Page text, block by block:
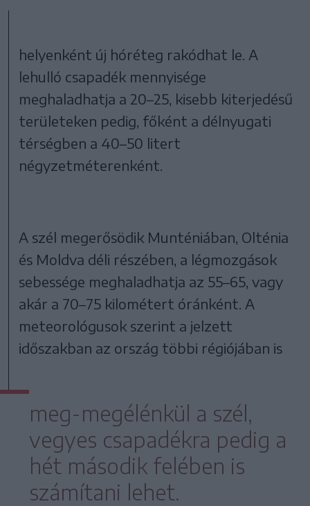
helyenként új hóréteg rakódhat le. A
lehulló csapadék mennyisége
meghaladhatja a 20–25, kisebb kiterjedésű
területeken pedig, főként a délnyugati
térségben a 40–50 litert
négyzetméterenként.
A szél megerősödik Munténiában, Olténia
és Moldva déli részében, a légmozgások
sebessége meghaladhatja az 55–65, vagy
akár a 70–75 kilométert óránként. A
meteorológusok szerint a jelzett
időszakban az ország többi régiójában is
meg-megélénkül a szél,
vegyes csapadékra pedig a
hét második felében is
számítani lehet.